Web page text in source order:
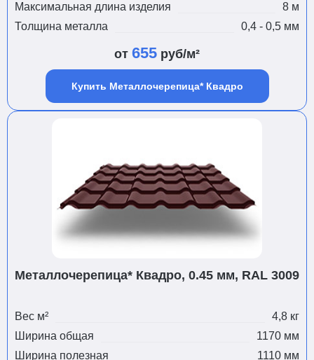
Максимальная длина изделия
8 м
Толщина металла
0,4 - 0,5 мм
от 655 руб/м²
Купить Металлочерепица* Квадро
Металлочерепица* Квадро, 0.45 мм, RAL 3009
Вес м²
4,8 кг
Ширина общая
1170 мм
Ширина полезная
1110 мм